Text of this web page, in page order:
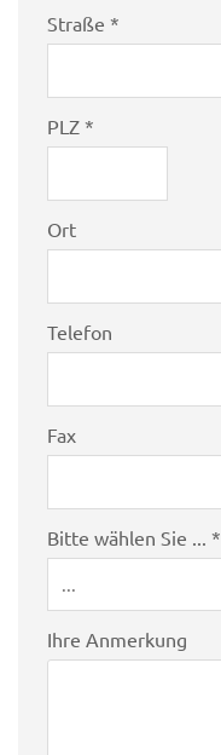
Straße *
PLZ *
Ort
Telefon
Fax
Bitte wählen Sie ... *
...
Ihre Anmerkung